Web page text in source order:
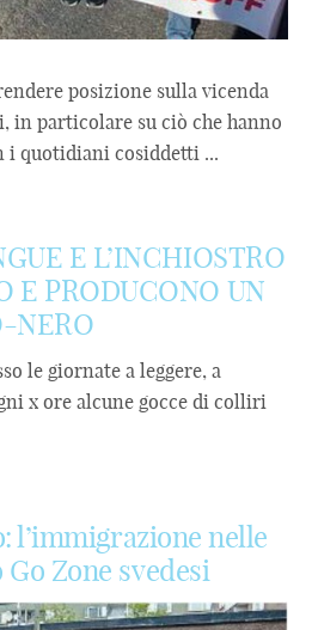
posizione sulla vicenda
in particolare su ciò che hanno
i quotidiani cosiddetti ...
E L’INCHIOSTRO
E PRODUCONO UN
NERO
le giornate a leggere, a
x ore alcune gocce di colliri
l’immigrazione nelle
Zone svedesi